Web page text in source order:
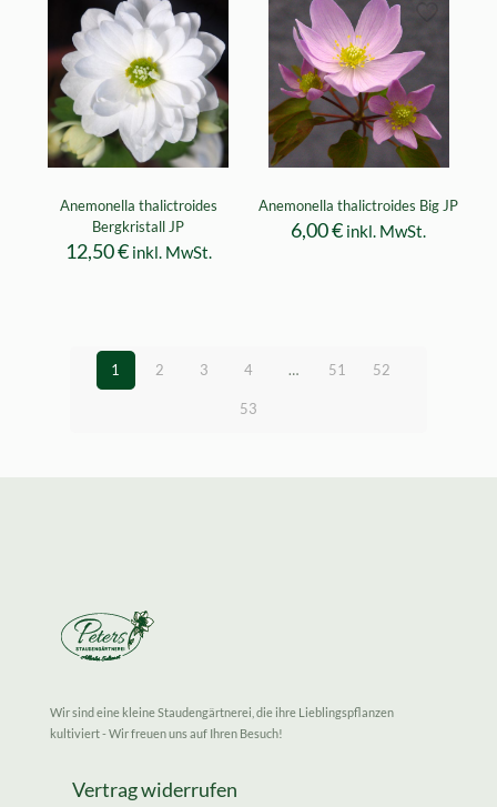
Anemonella thalictroides
Bergkristall JP
12,50€ inkl. MwSt.
Anemonella thalictroides Big JP
6,00€ inkl. MwSt.
1 2 3 4 … 51 52
53
Wir sind eine kleine Staudengärtnerei, die ihre Lieblingspflanzen
kultiviert - Wir freuen uns auf Ihren Besuch!
Vertrag widerrufen